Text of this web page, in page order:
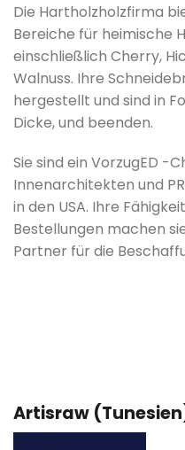
Die Hartholzholzfirma
Bereiche für heimische
einschließlich Cherry,
Walnuss. Ihre
hergestellt und sind in
Dicke, und beenden.
Sie sind ein VorzugED -
Innenarchitekten und
in den USA. Ihre
Bestellungen machen
Partner für die
Artisraw